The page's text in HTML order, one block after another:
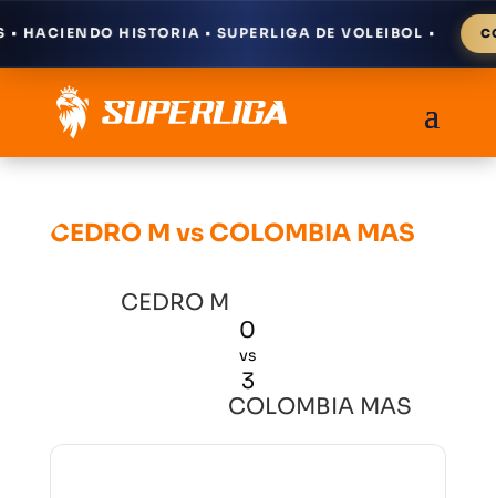
HISTORIA • SUPERLIGA DE VOLEIBOL •
CEDRO M vs COLOMBIA MAS
CEDRO M
0
vs
3
COLOMBIA MAS